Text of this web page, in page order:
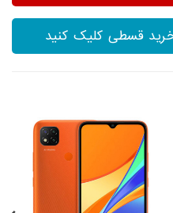
قسطی کلیک کنید